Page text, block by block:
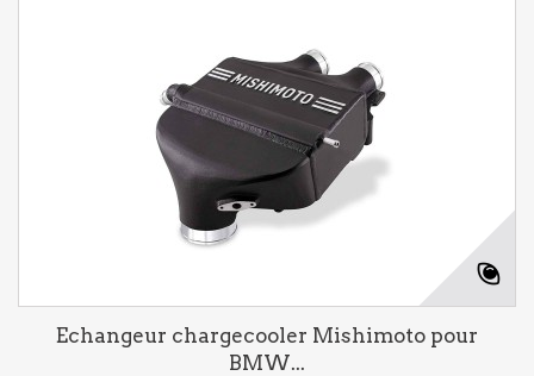
Echangeur chargecooler Mishimoto pour
BMW...